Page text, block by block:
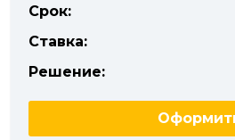
Срок:
Ставка:
Решение: